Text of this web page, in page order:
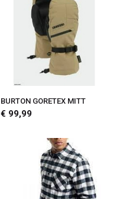
BURTON GORETEX MITT
€ 99,99